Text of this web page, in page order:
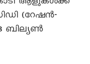
(റേഷൻ-
ബില്യൺ